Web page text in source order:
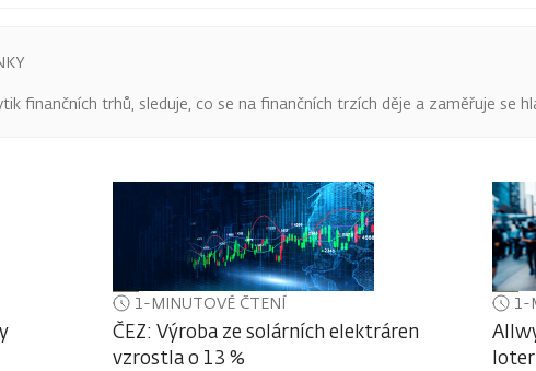
finančních trhů, sleduje, co se na finančních trzích děje a zaměřuje
1-MINUTOVÉ ČTENÍ
ČEZ: Výroba ze solárních elektráren
vzrostla o 13 %
1-